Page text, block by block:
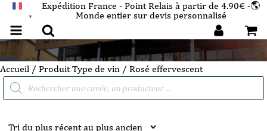
▼
Expédition France - Point Relais à partir de 4.90€ -🌎
Monde entier sur devis personnalisé
Rosé effervescent
Accueil / Produit Type de vin / Rosé effervescent
Recherche